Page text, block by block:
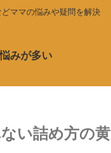
ママの悩みや疑問を解決
みが多い
い詰め方の黄